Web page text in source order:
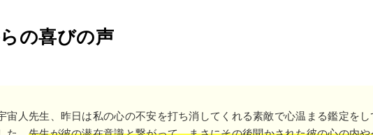
の喜びの声
宙人先生、昨日は私の心の不安を打ち消してくれる素敵で心温まる鑑定を